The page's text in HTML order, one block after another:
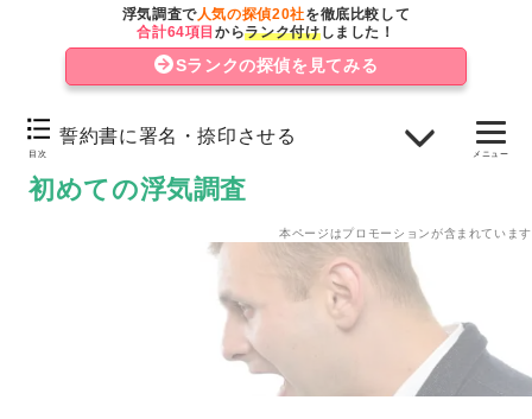
初めての浮気調査
メニュー
本ページはプロモーションが含まれています
目次
誓約書に署名・捺印させる
妻や浮気相手を許せなくてもやってはいけない復讐方法
許せない妻と浮気相手に浮気を反省させる制裁方法
浮気相手への慰謝料請求
誓約書に署名・捺印させる
妻と離婚する場合
慰謝料請求や離婚には、浮気の決定的証拠を掴むことが
浮気調査で人気の探偵20社を徹底比較して
合計64項目からランク付けしました！
Sランクの探偵を見てみる